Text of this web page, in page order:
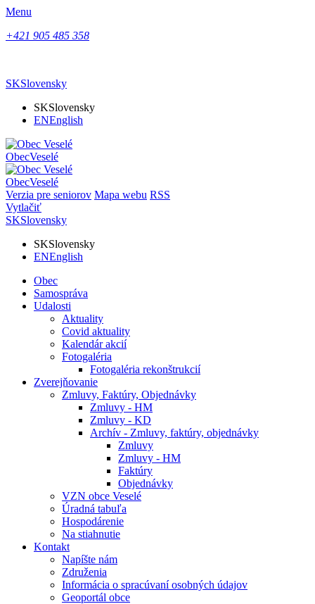
Menu
+421 905 485 358
SKSlovensky
SKSlovensky
ENEnglish
ObecVeselé
ObecVeselé
Verzia pre seniorov Mapa webu RSS
Vytlačiť
SKSlovensky
SKSlovensky
ENEnglish
Obec
Samospráva
Udalosti
Aktuality
Covid aktuality
Kalendár akcií
Fotogaléria
Fotogaléria rekonštrukcií
Zverejňovanie
Zmluvy, Faktúry, Objednávky
Zmluvy - HM
Zmluvy - KD
Archív - Zmluvy, faktúry, objednávky
Zmluvy
Zmluvy - HM
Faktúry
Objednávky
VZN obce Veselé
Úradná tabuľa
Hospodárenie
Na stiahnutie
Kontakt
Napíšte nám
Združenia
Informácia o spracúvaní osobných údajov
Geoportál obce